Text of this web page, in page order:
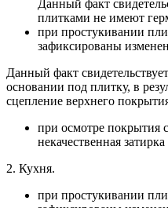
Данный факт
плитками не имеют
при простукивании
зафиксированы
Данный факт
основании под плитку, в
сцепление верхнего
при осмотре покрытия
некачественная
2. Кухня.
при простукивании